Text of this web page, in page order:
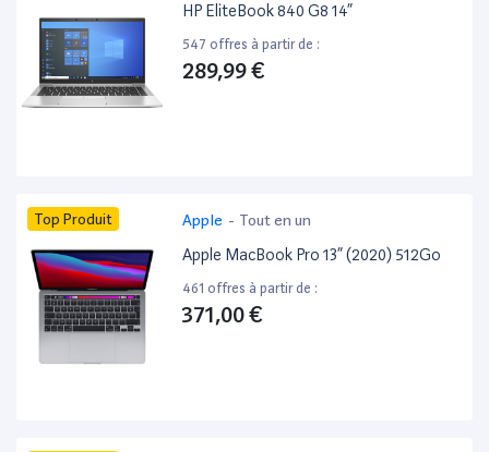
HP EliteBook 840 G8 14”
547 offres à partir de :
289,99 €
Top Produit Apple - Tout en un
Apple MacBook Pro 13” (2020) 512Go
461 offres à partir de :
371,00 €